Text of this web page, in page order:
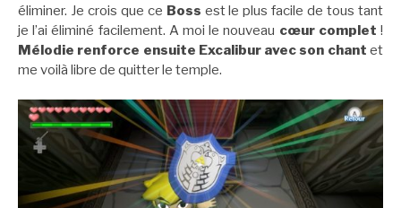
éliminer. Je crois que ce Boss est le plus facile de tous tant
je l’ai éliminé facilement. A moi le nouveau cœur complet!
Mélodie renforce ensuite Excalibur avec son chant et
me voilà libre de quitter le temple.